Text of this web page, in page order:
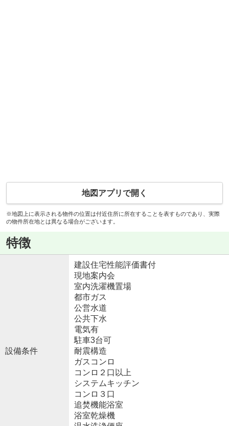
地図アプリで開く
※地図上に表示される物件の位置は付近住所に所在することを表すものであり、実際
の物件所在地とは異なる場合がございます。
特徴
設備条件
建設住宅性能評価書付
現地案内会
室内洗濯機置場
都市ガス
公営水道
公共下水
電気有
駐車3台可
耐震構造
ガスコンロ
コンロ２口以上
システムキッチン
コンロ３口
追焚機能浴室
浴室乾燥機